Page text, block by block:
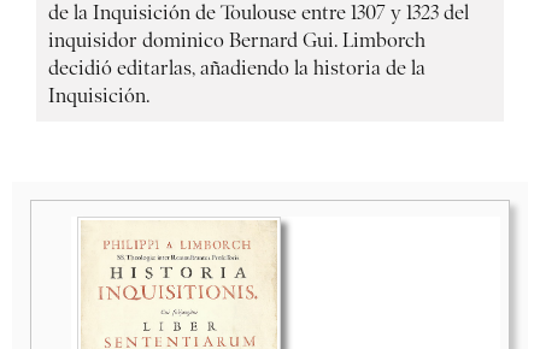
de la Inquisición de Toulouse entre 1307 y 1323 del
inquisidor dominico Bernard Gui. Limborch
decidió editarlas, añadiendo la historia de la
Inquisición.